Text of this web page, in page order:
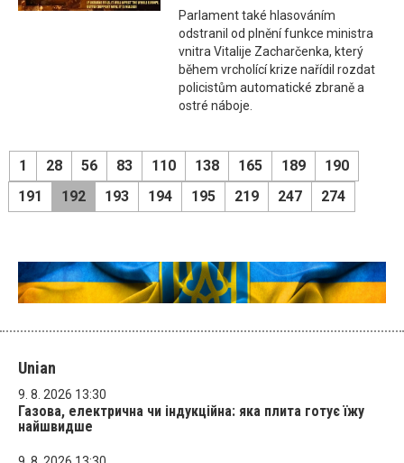
Parlament také hlasováním
odstranil od plnění funkce ministra
vnitra Vitalije Zacharčenka, který
během vrcholící krize nařídil rozdat
policistům automatické zbraně a
ostré náboje.
1 28 56 83 110 138 165 189
190
191
192 193 194 195 219 247 274
Unian
9. 8. 2026 13:30
Газова, електрична чи індукційна: яка плита готує їжу
найшвидше